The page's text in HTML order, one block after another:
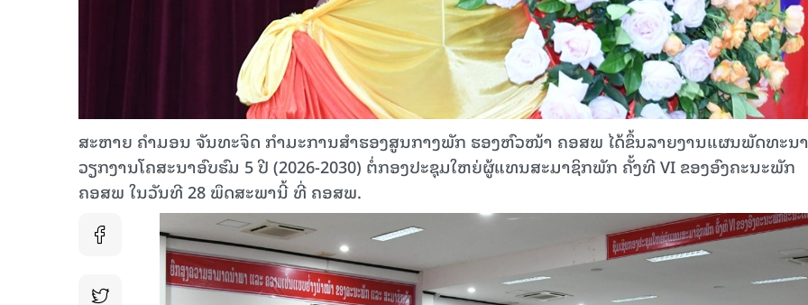
ສະຫາຍ ຄໍາມອນ ຈັນທະຈິດ ກໍາມະການສໍາຮອງສູນກາງພັກ ຮອງຫົວໜ້າ ຄອສພ ໄດ້ຂຶ້ນລາຍງານແຜນພັດທະນາ
ວຽກງານໂຄສະນາອົບຮົມ 5 ປີ (2026-2030) ຕໍ່ກອງປະຊຸມໃຫຍ່ຜູ້ແທນສະມາຊິກພັກ ຄັ້ງທີ VI ຂອງອົງຄະນະພັກ
ຄອສພ ໃນວັນທີ 28 ພຶດສະພານີ້ ທີ່ ຄອສພ.